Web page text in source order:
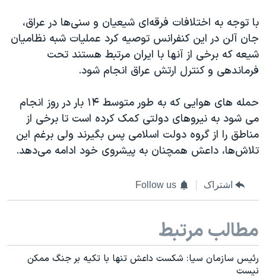
با توجه به اختلافات فرقه‌ای شیعیان و سنی‌ها در عراق،
جان آلن در این کنفرانس توصیه کرد عملیات شبه نظامیان
شیعه که برخی از آنها با ایران مرتبط هستند تحت
فرماندهی و کنترل ارتش عراق انجام شود.
حمله های هوایی که به طور متوسط ۱۴ بار در روز انجام
می شود به نیروهای دولتی کمک کرده است تا برخی از
مناطق را از گروه دولت اسلامی پس بگیرند ولی برغم این
تلاش‌ها، داعش همچنان به پیشروی خود ادامه می‌دهد.
اشتراک Follow us
مطالب مرتبط
رئیس سازمان سیا: شکست داعش تنها با تکیه بر جنگ ممکن
نیست